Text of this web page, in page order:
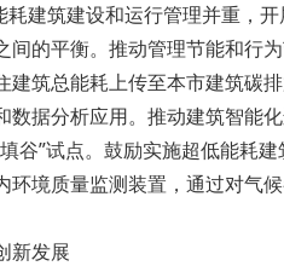
建筑建设和运行管理并重，
间的平衡。推动管理节能和行
建筑总能耗上传至本市建筑碳
数据分析应用。推动建筑智能
谷”试点。鼓励实施超低能耗
环境质量监测装置，通过对气
新发展